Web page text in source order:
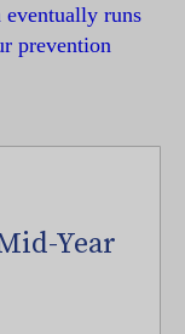
runs
prevention
Year